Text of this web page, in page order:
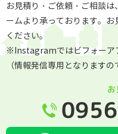
お見積り・ご依頼・ご相談
ームより承っております。
ください。
※Instagramではビフォーア
（情報発信専用となりますの